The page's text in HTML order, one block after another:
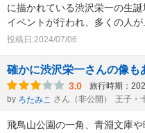
に描かれている渋沢栄一の生
イベントが行われ、多くの人が
投稿日:2024/07/06
確かに渋沢栄一さんの像も
3.0 旅行時期：
by ろたみこ さん（非公開） 王子・
飛鳥山公園の一角、青淵文庫